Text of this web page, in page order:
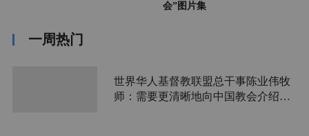
会”图片集
一周热门
世界华人基督教联盟总干事陈业伟牧
师：需要更清晰地向中国教会介绍福